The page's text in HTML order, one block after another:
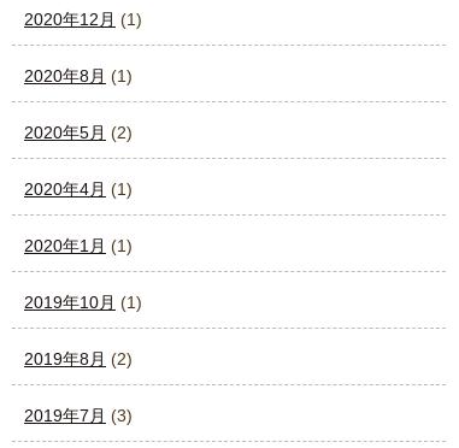
2020年12月 (1)
2020年8月 (1)
2020年5月 (2)
2020年4月 (1)
2020年1月 (1)
2019年10月 (1)
2019年8月 (2)
2019年7月 (3)